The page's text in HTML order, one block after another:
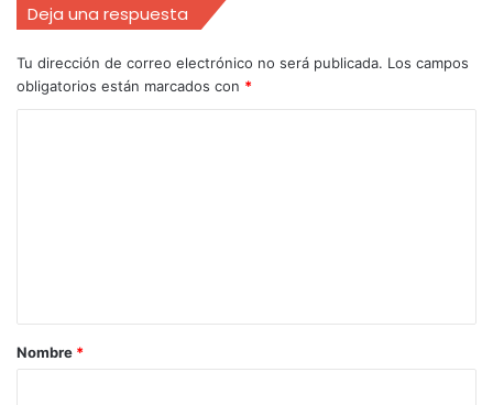
Deja una respuesta
Tu dirección de correo electrónico no será publicada. Los campos
obligatorios están marcados con *
Nombre *